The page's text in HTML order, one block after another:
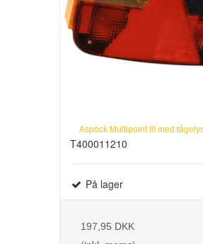
Aspöck Multipoint III med
T400011210
På lager
197,95 DKK